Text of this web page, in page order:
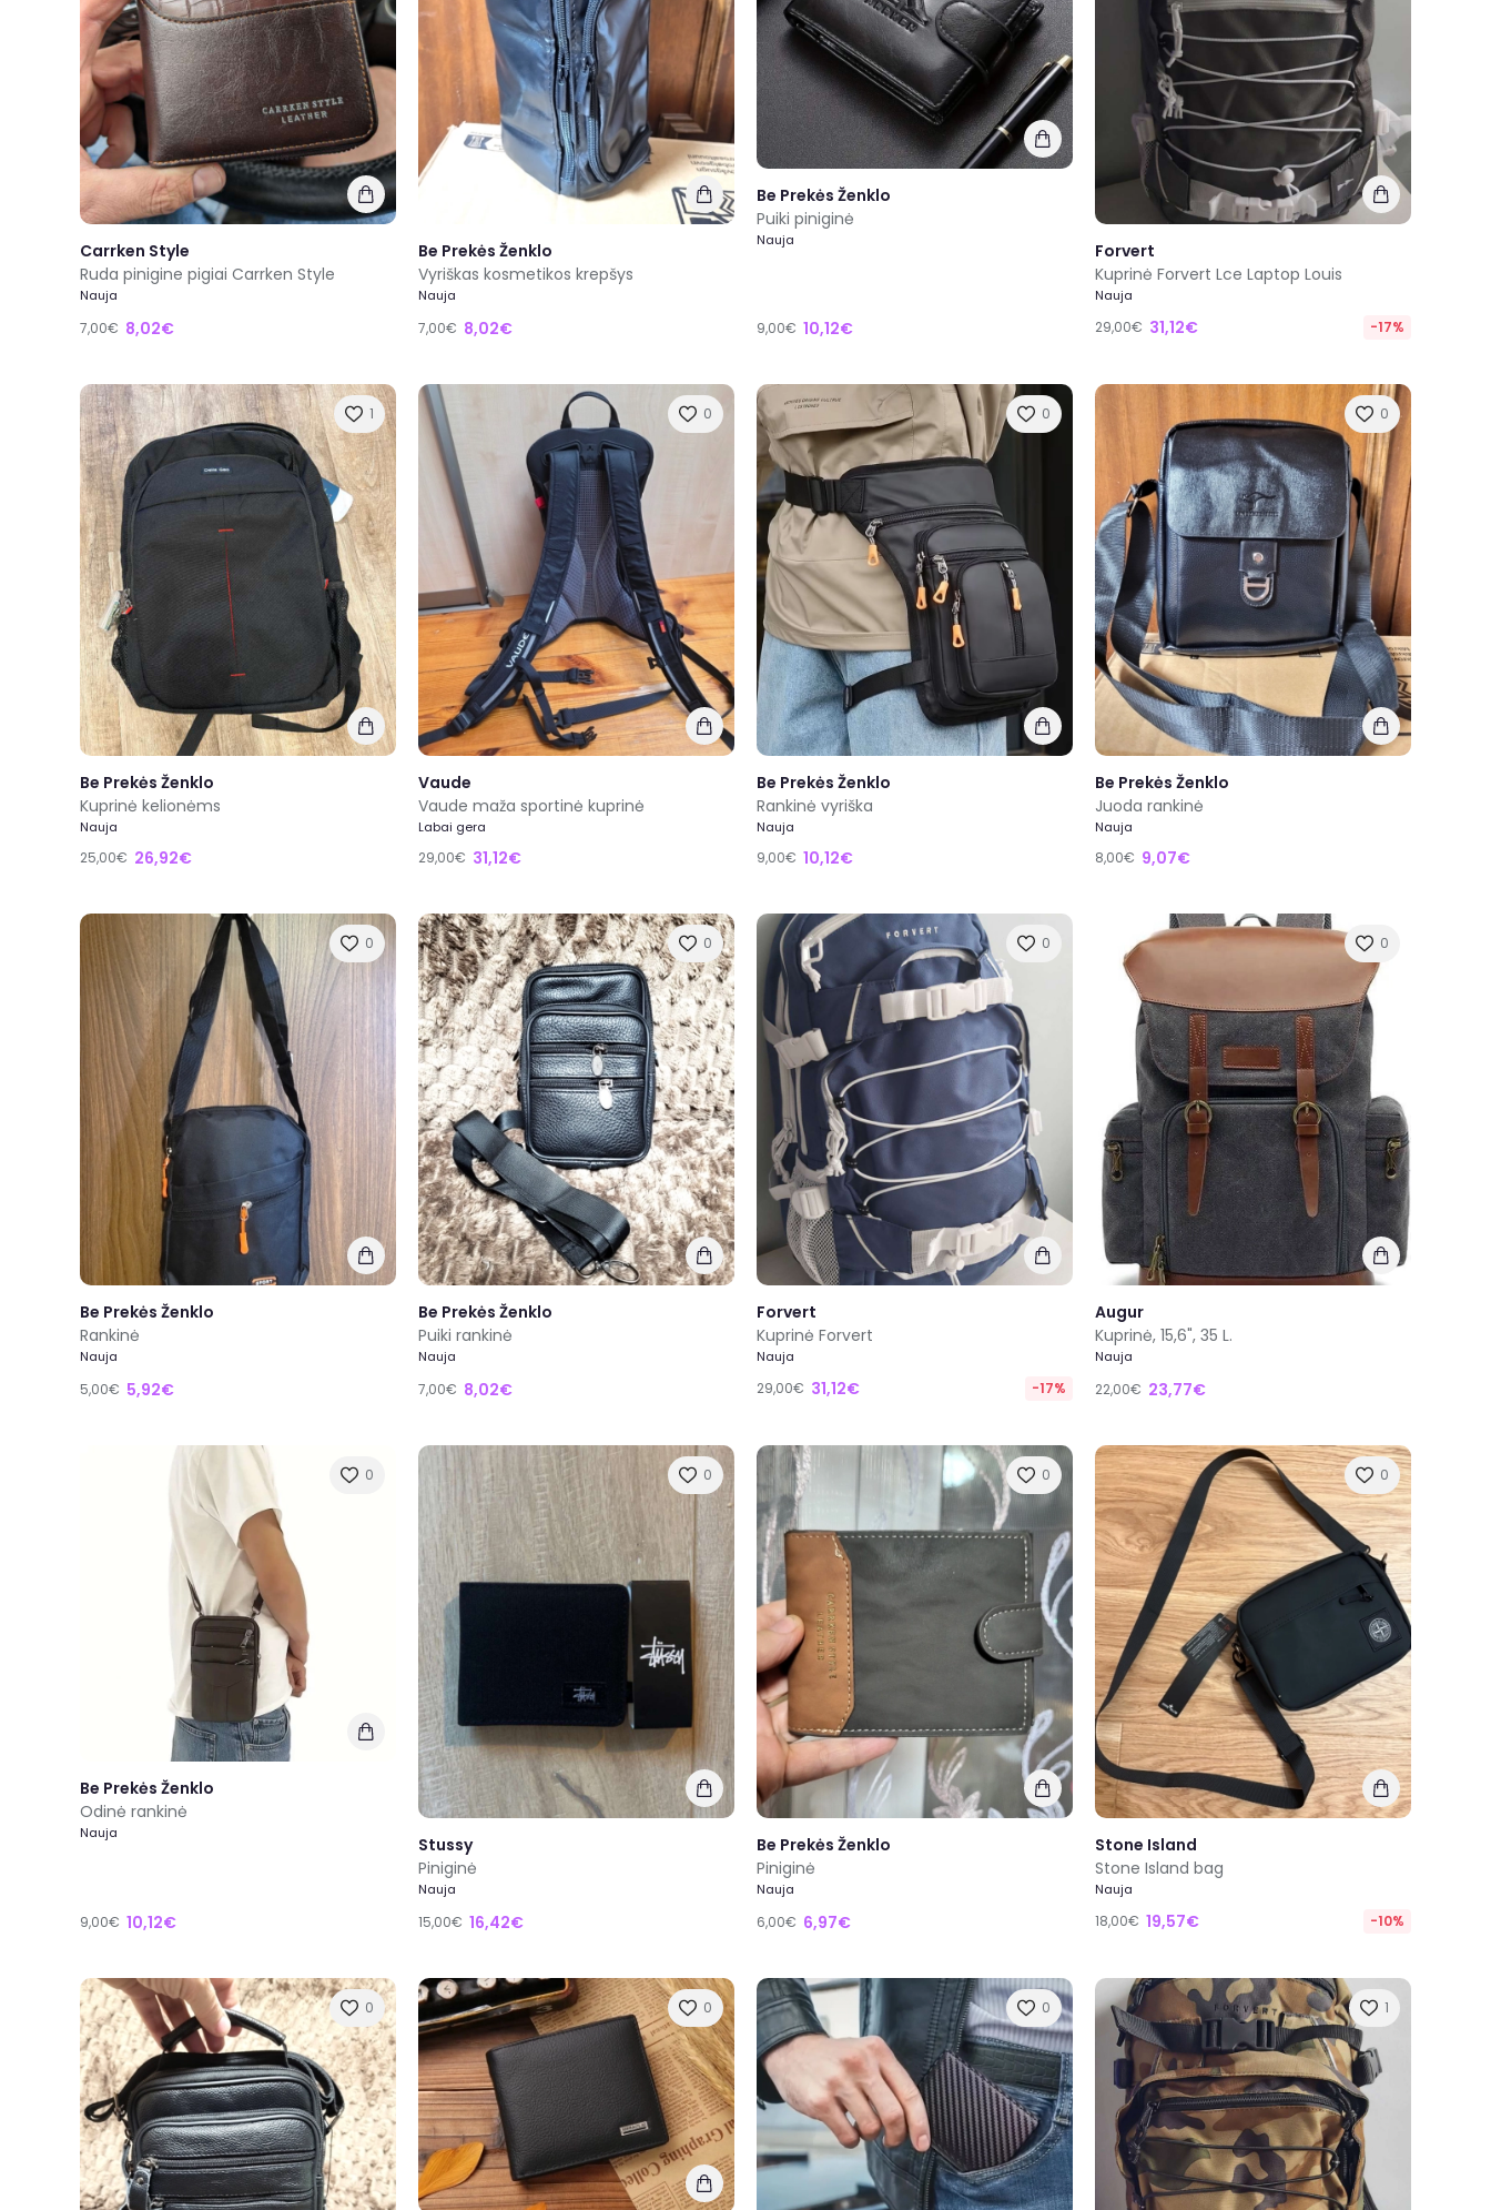
Carrken Style
Ruda pinigine pigiai Carrken Style
Nauja
7,00€ 8,02€
Be Prekės Ženklo
Vyriškas kosmetikos krepšys
Nauja
7,00€ 8,02€
Be Prekės Ženklo
Puiki piniginė
Nauja
9,00€ 10,12€
Forvert
Kuprinė Forvert Lce Laptop Louis
Nauja
29,00€ 31,12€ -17%
1
Be Prekės Ženklo
Kuprinė kelionėms
Nauja
25,00€ 26,92€
0
Vaude
Vaude maža sportinė kuprinė
Labai gera
29,00€ 31,12€
0
Be Prekės Ženklo
Rankinė vyriška
Nauja
9,00€ 10,12€
0
Be Prekės Ženklo
Juoda rankinė
Nauja
8,00€ 9,07€
0
Be Prekės Ženklo
Rankinė
Nauja
5,00€ 5,92€
0
Be Prekės Ženklo
Puiki rankinė
Nauja
7,00€ 8,02€
0
Forvert
Kuprinė Forvert
Nauja
29,00€ 31,12€ -17%
0
Augur
Kuprinė, 15,6", 35 L.
Nauja
22,00€ 23,77€
0
Be Prekės Ženklo
Odinė rankinė
Nauja
9,00€ 10,12€
0
Stussy
Piniginė
Nauja
15,00€ 16,42€
0
Be Prekės Ženklo
Piniginė
Nauja
6,00€ 6,97€
0
Stone Island
Stone Island bag
Nauja
18,00€ 19,57€ -10%
0 0 0 1